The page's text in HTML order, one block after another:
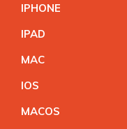
IPHONE
IPAD
MAC
IOS
MACOS